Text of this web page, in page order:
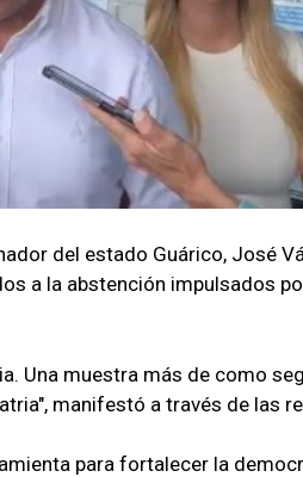
del estado Guárico, José
a la abstención impulsados
Una muestra más de como
manifestó a través de las
para fortalecer la